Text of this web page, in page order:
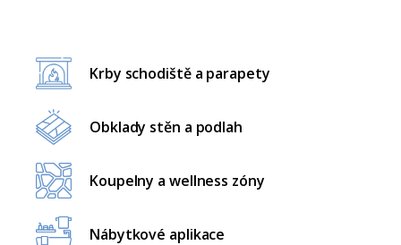
Krby schodiště a parapety
Obklady stěn a podlah
Koupelny a wellness zóny
Nábytkové aplikace